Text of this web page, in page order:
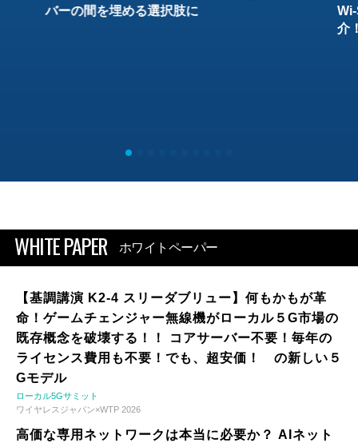
バーの間を埋める選択肢に
介
WHITE PAPER ホワイトペーパー
【基調講演 K2-4 スリーダブリュー】何もかもが革
命！ゲームチェンジャー無線機がローカル５G市場の
既存概念を破壊する！！ コアサーバー不要！毎年の
ライセンス費用も不要！でも、超安価！ の新しい５
Gモデル
ローカル5Gサミット
ワイヤレスジャパン×WTP 2026
高価な専用ネットワークは本当に必要か？ AIネット